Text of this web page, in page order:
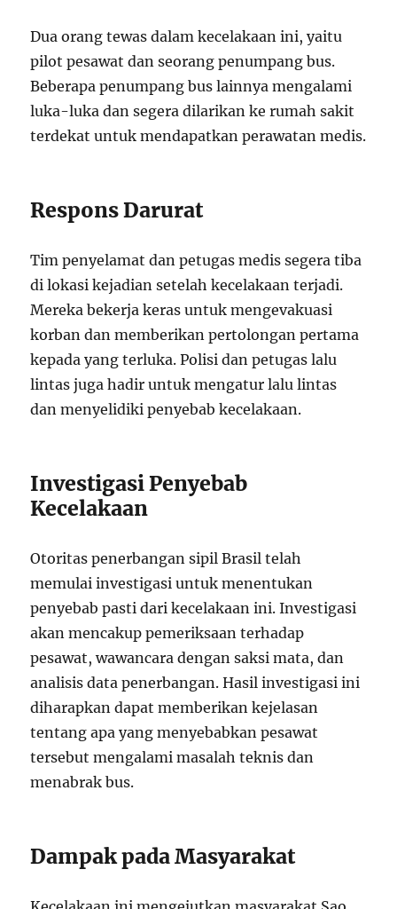
Dua orang tewas dalam kecelakaan ini, yaitu
pilot pesawat dan seorang penumpang bus.
Beberapa penumpang bus lainnya mengalami
luka-luka dan segera dilarikan ke rumah sakit
terdekat untuk mendapatkan perawatan medis.
Respons Darurat
Tim penyelamat dan petugas medis segera tiba
di lokasi kejadian setelah kecelakaan terjadi.
Mereka bekerja keras untuk mengevakuasi
korban dan memberikan pertolongan pertama
kepada yang terluka. Polisi dan petugas lalu
lintas juga hadir untuk mengatur lalu lintas
dan menyelidiki penyebab kecelakaan.
Investigasi Penyebab
Kecelakaan
Otoritas penerbangan sipil Brasil telah
memulai investigasi untuk menentukan
penyebab pasti dari kecelakaan ini. Investigasi
akan mencakup pemeriksaan terhadap
pesawat, wawancara dengan saksi mata, dan
analisis data penerbangan. Hasil investigasi ini
diharapkan dapat memberikan kejelasan
tentang apa yang menyebabkan pesawat
tersebut mengalami masalah teknis dan
menabrak bus.
Dampak pada Masyarakat